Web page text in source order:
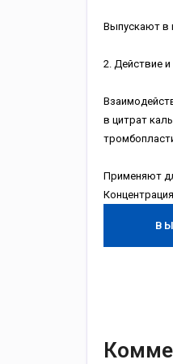
Выпускают в
2. Действие
в цитрат
Применяют